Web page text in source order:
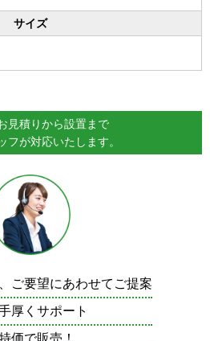
サイズ
見積りから設置まで
フが対応いたします。
ご要望にあわせてご提案
厚くサポート
価で販売！